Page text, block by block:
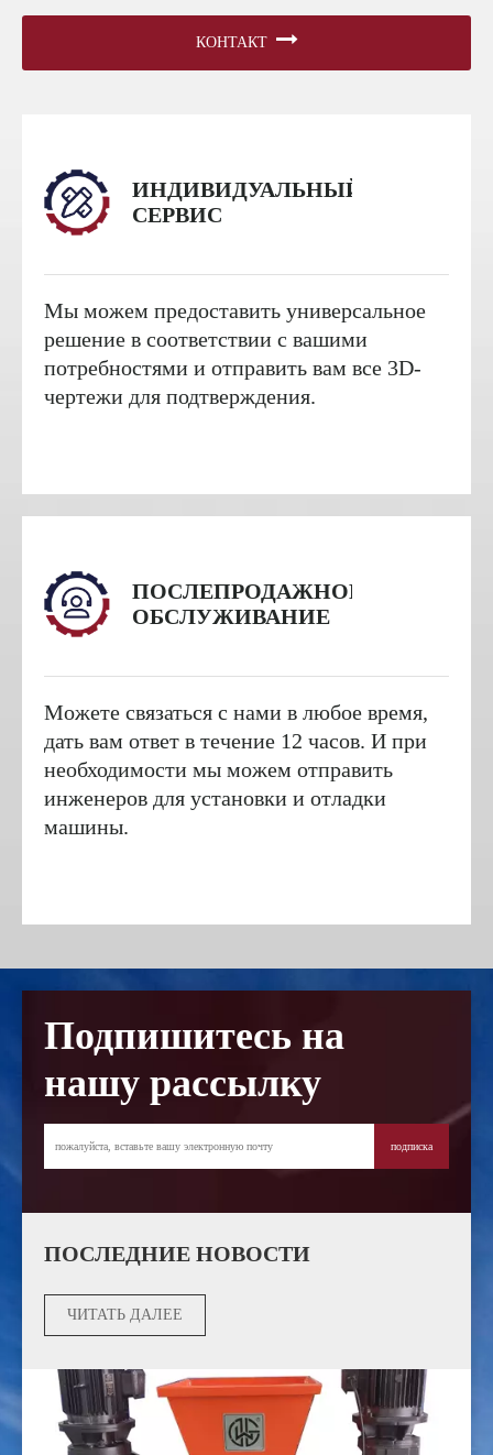
КОНТАКТ
ИНДИВИДУАЛЬНЫЙ
СЕРВИС
Мы можем предоставить универсальное
решение в соответствии с вашими
потребностями и отправить вам все 3D-
чертежи для подтверждения.
ПОСЛЕПРОДАЖНОЕ
ОБСЛУЖИВАНИЕ
Можете связаться с нами в любое время,
дать вам ответ в течение 12 часов. И при
необходимости мы можем отправить
инженеров для установки и отладки
машины.
Подпишитесь на
нашу рассылку
подписка
ПОСЛЕДНИЕ НОВОСТИ
ЧИТАТЬ ДАЛЕЕ